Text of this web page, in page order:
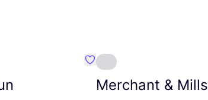
Favorit Bask in the Sun
Merchant & Mills